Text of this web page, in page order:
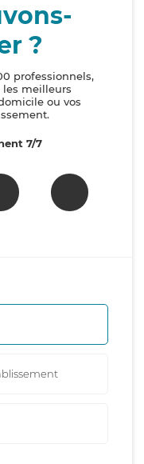
?
professionnels,
les meilleurs
ou vos
7/7